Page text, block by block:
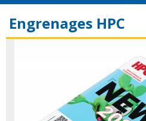
Engrenages HPC